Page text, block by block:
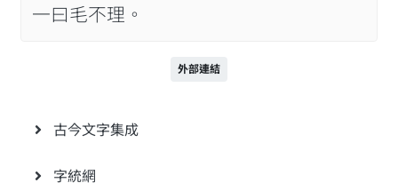
一曰毛不理。
外部連結
古今文字集成
字統網